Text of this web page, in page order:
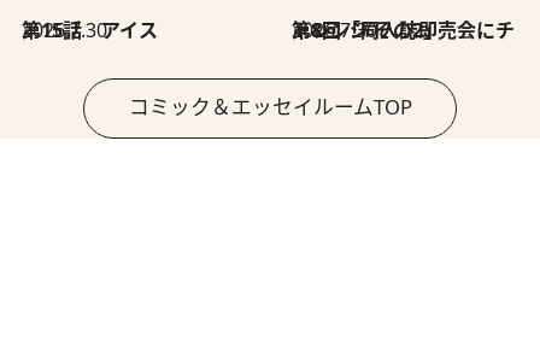
2026.7.30
第15話 アイス 2026.7.30
第8回「同人誌即売会にチャレンジ その2」
コミック＆エッセイルームTOP